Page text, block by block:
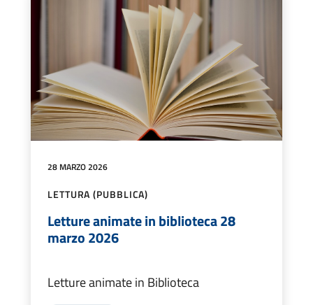
28 MARZO 2026
LETTURA (PUBBLICA)
Letture animate in biblioteca 28
marzo 2026
Letture animate in Biblioteca